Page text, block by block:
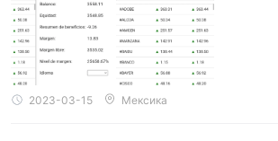
2023-03-15 Мексика